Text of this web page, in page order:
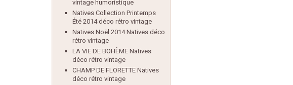
vintage humoristique
Natives Collection Printemps
Été 2014 déco rétro vintage
Natives Noël 2014 Natives déco
rétro vintage
LA VIE DE BOHÈME Natives
déco rétro vintage
CHAMP DE FLORETTE Natives
déco rétro vintage